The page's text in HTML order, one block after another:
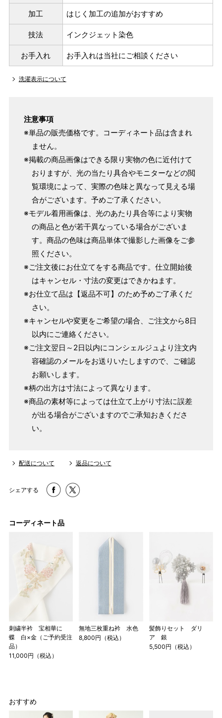
S
～155cm
～85cm
153cm
SW ～95cm
MW
4尺3寸
～165cm
～98cm
4尺3寸5分
LW ～105cm
167cm
4尺4寸
LL ～170cm ～98cm
170cm
4尺4寸5分
1 寸法は鯨尺（くじらじゃく）寸法です。もともと鯨のひげ
で作られた道具で測っていたので鯨尺と言います。
単位：１尺＝約38cm １寸＝約3.8cm １分＝約0.38cm
2 鯨尺寸法となりますので上表の cm はおおよその長さとな
ります。
3 反物の巾により表記の裄のサイズが出ない場合がございま
す。その際は、目一杯での寸法とさせていただきます。
店舗一覧はこちら
加工 はじく加工の追加がおすすめ
技法 インクジェット染色
お手入れ お手入れは当社にご相談ください
洗濯表示について
注意事項
※単品の販売価格です。コーディネート品は含まれ
ません。
※掲載の商品画像はできる限り実物の色に近付けて
おりますが、光の当たり具合やモニターなどの閲
覧環境によって、実際の色味と異なって見える場
合がございます。予めご了承ください。
※モデル着用画像は、光のあたり具合等により実物
の商品と色が若干異なっている場合がございま
す。商品の色味は商品単体で撮影した画像をご参
照ください。
※ご注文後にお仕立てをする商品です。仕立開始後
はキャンセル・寸法の変更はできかねます。
※お仕立て品は【返品不可】のため予めご了承くだ
さい。
※キャンセルや変更をご希望の場合、ご注文から8日
以内にご連絡ください。
※ご注文翌日～2日以内にコンシェルジュより注文内
容確認のメールをお送りいたしますので、ご確認
お願いします。
※柄の出方は寸法によって異なります。
※商品の素材等によっては仕立て上がり寸法に誤差
が出る場合がございますのでご承知おきくださ
い。
配送について 返品について
シェアする
コーディネート品
刺繍半衿 宝相華に
蝶 白×金（ご予約受注
品）
11,000円（税込）
無地三枚重ね衿 水色
8,800円（税込）
髪飾りセット ダリ
ア 銀
5,500円（税込）
おすすめ